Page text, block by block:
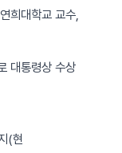
희대학교 교수,
대통령상 수상
(현